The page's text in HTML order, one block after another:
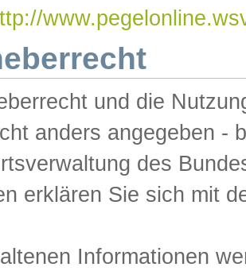
und die
anders angegeben -
des
erklären Sie sich mit
Informationen